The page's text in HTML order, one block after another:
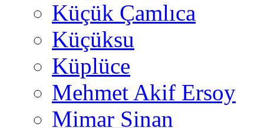
Küçük Çamlıca
Küçüksu
Küplüce
Mehmet Akif Ersoy
Mimar Sinan